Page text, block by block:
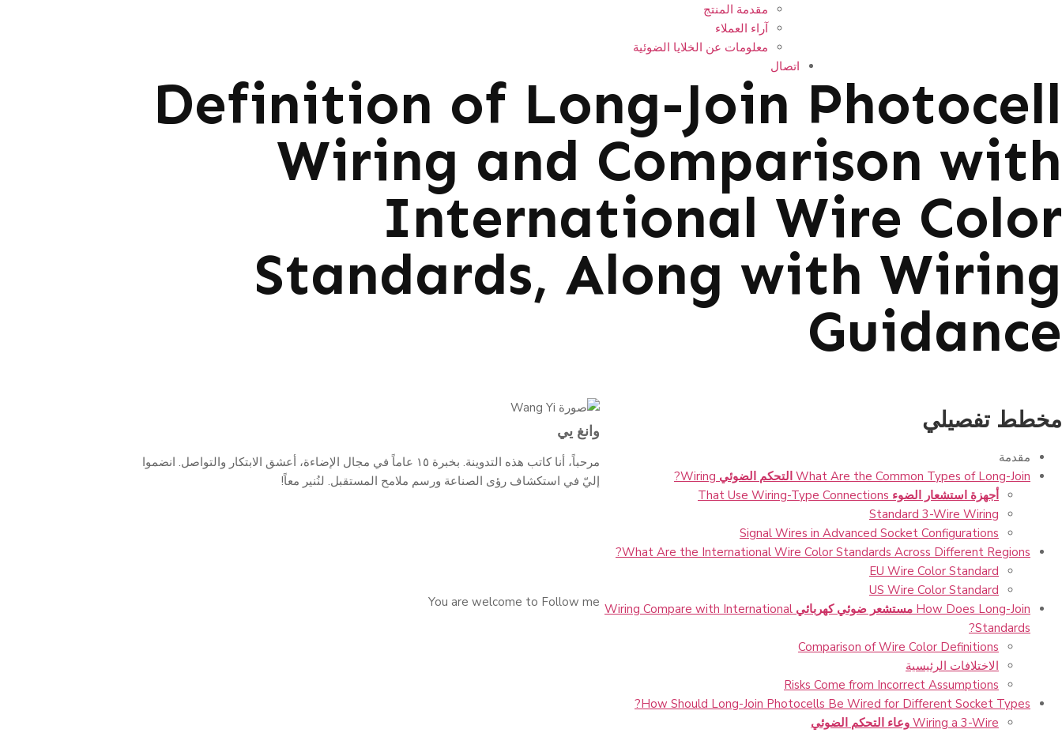
مقدمة المنتج
آراء العملاء
معلومات عن الخلايا الضوئية
اتصال
Definition of Long-Join Photocell
Wiring and Comparison with
International Wire Color
Standards, Along with Wiring
Guidance
مخطط تفصيلي
مقدمة
What Are the Common Types of Long-Join التحكم الضوئي Wiring?
أجهزة استشعار الضوء
Standard 3-Wire Wiring
Signal Wires in Advanced Socket Configurations
What Are the International Wire Color Standards Across Different Regions?
EU Wire Color Standard
US Wire Color Standard
How Does Long-Join مستشعر ضوئي كهربائي Wiring Compare with International
Standards?
Comparison of Wire Color Definitions
الاختلافات الرئيسية
Risks Come from Incorrect Assumptions
How Should Long-Join Photocells Be Wired for Different Socket Types?
Wiring a 3-Wire وعاء التحكم الضوئي
وانغ يي
مرحباً، أنا كاتب هذه التدوينة. بخبرة ١٥ عاماً في مجال الإضاءة، أعشق الابتكار والتواصل. انضموا
إليّ في استكشاف رؤى الصناعة ورسم ملامح المستقبل. لنُنير معاً!
You are welcome to Follow me